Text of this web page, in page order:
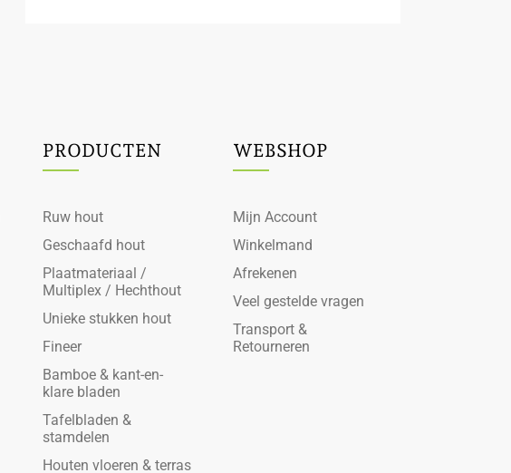
PRODUCTEN
Ruw hout
Geschaafd hout
Plaatmateriaal /
Multiplex / Hechthout
Unieke stukken hout
Fineer
Bamboe & kant-en-
klare bladen
Tafelbladen &
stamdelen
Houten vloeren & terras
WEBSHOP
Mijn Account
Winkelmand
Afrekenen
Veel gestelde vragen
Transport &
Retourneren